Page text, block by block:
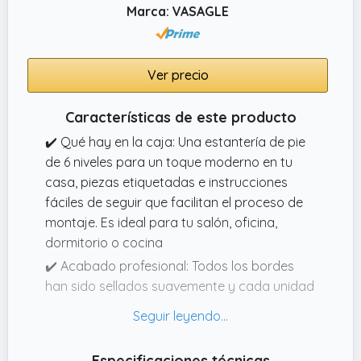
compartimentos está hecho de aglomerado
con un revestimiento de melamina y la
carga de cada compartimento es de aprox.
Marca: VASAGLE
Ver precio
Características de este producto
✔️ Qué hay en la caja: Una estantería de pie
de 6 niveles para un toque moderno en tu
casa, piezas etiquetadas e instrucciones
fáciles de seguir que facilitan el proceso de
montaje. Es ideal para tu salón, oficina,
dormitorio o cocina
✔️ Acabado profesional: Todos los bordes
han sido sellados suavemente y cada unidad
tornillo, así presentando una librería que es